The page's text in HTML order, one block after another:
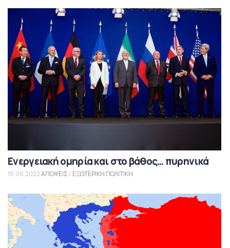
Ενεργειακή ομηρία και στο βάθος… πυρηνικά
18.06.2022ΑΠΟΨΕΙΣ / ΕΞΩΤΕΡΙΚΗ ΠΟΛΙΤΙΚΗ